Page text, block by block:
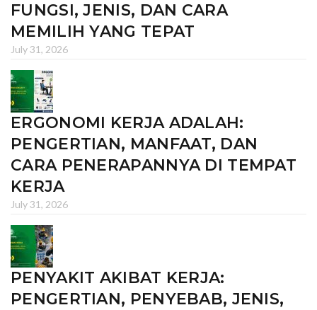
FUNGSI, JENIS, DAN CARA
MEMILIH YANG TEPAT
July 31, 2026
ERGONOMI KERJA ADALAH:
PENGERTIAN, MANFAAT, DAN
CARA PENERAPANNYA DI TEMPAT
KERJA
July 31, 2026
PENYAKIT AKIBAT KERJA:
PENGERTIAN, PENYEBAB, JENIS,